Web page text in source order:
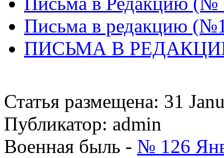
Письма в редакцию
ПИСЬМА В
Статья размещена: 31
Публикатор: admin
Военная быль - № 126